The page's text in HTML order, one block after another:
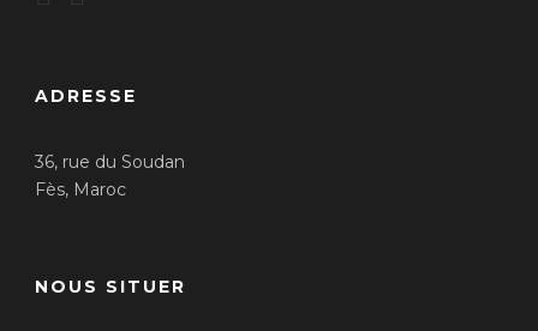
ADRESSE
36, rue du Soudan
Fès, Maroc
NOUS SITUER